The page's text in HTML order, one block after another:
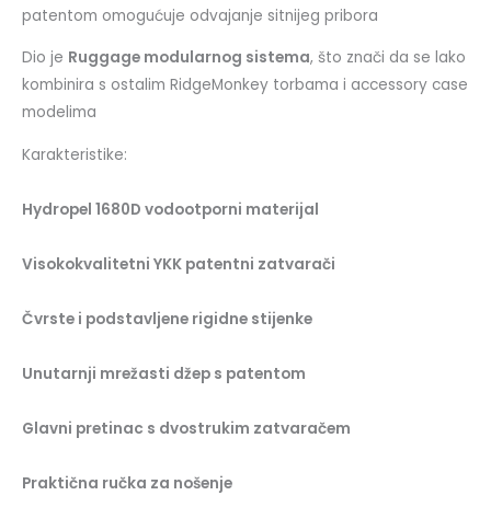
patentom omogućuje odvajanje sitnijeg pribora
Dio je Ruggage modularnog sistema, što znači da se lako
kombinira s ostalim RidgeMonkey torbama i accessory case
modelima
Karakteristike:
Hydropel 1680D vodootporni materijal
Visokokvalitetni YKK patentni zatvarači
Čvrste i podstavljene rigidne stijenke
Unutarnji mrežasti džep s patentom
Glavni pretinac s dvostrukim zatvaračem
Praktična ručka za nošenje